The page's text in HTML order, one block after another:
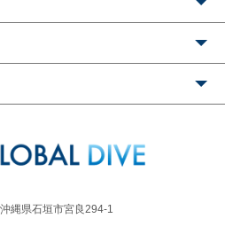
縄県石垣市宮良294-1